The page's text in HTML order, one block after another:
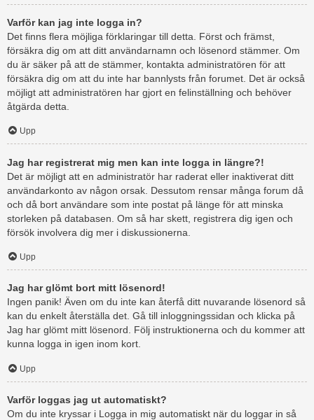
Varför kan jag inte logga in?
Det finns flera möjliga förklaringar till detta. Först och främst,
försäkra dig om att ditt användarnamn och lösenord stämmer. Om
du är säker på att de stämmer, kontakta administratören för att
försäkra dig om att du inte har bannlysts från forumet. Det är också
möjligt att administratören har gjort en felinställning och behöver
åtgärda detta.
Upp
Jag har registrerat mig men kan inte logga in längre?!
Det är möjligt att en administratör har raderat eller inaktiverat ditt
användarkonto av någon orsak. Dessutom rensar många forum då
och då bort användare som inte postat på länge för att minska
storleken på databasen. Om så har skett, registrera dig igen och
försök involvera dig mer i diskussionerna.
Upp
Jag har glömt bort mitt lösenord!
Ingen panik! Även om du inte kan återfå ditt nuvarande lösenord så
kan du enkelt återställa det. Gå till inloggningssidan och klicka på
Jag har glömt mitt lösenord. Följ instruktionerna och du kommer att
kunna logga in igen inom kort.
Upp
Varför loggas jag ut automatiskt?
Om du inte kryssar i Logga in mig automatiskt när du loggar in så